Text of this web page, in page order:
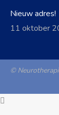
Nieuw adres!
11 oktober
©